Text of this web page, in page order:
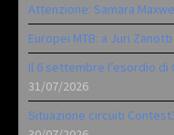
Attenzione: Samara
Europei MTB: a Juri Zanotti
Il 6 settembre l’esordio di
31/07/2026
Situazione circuiti